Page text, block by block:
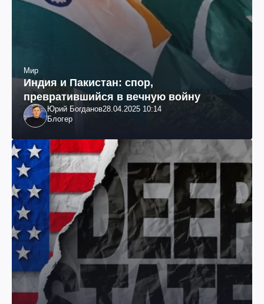
Мир
Индия и Пакистан: спор,
превратившийся в вечную войну
Юрий Богданов28.04.2025 10:14
Блогер